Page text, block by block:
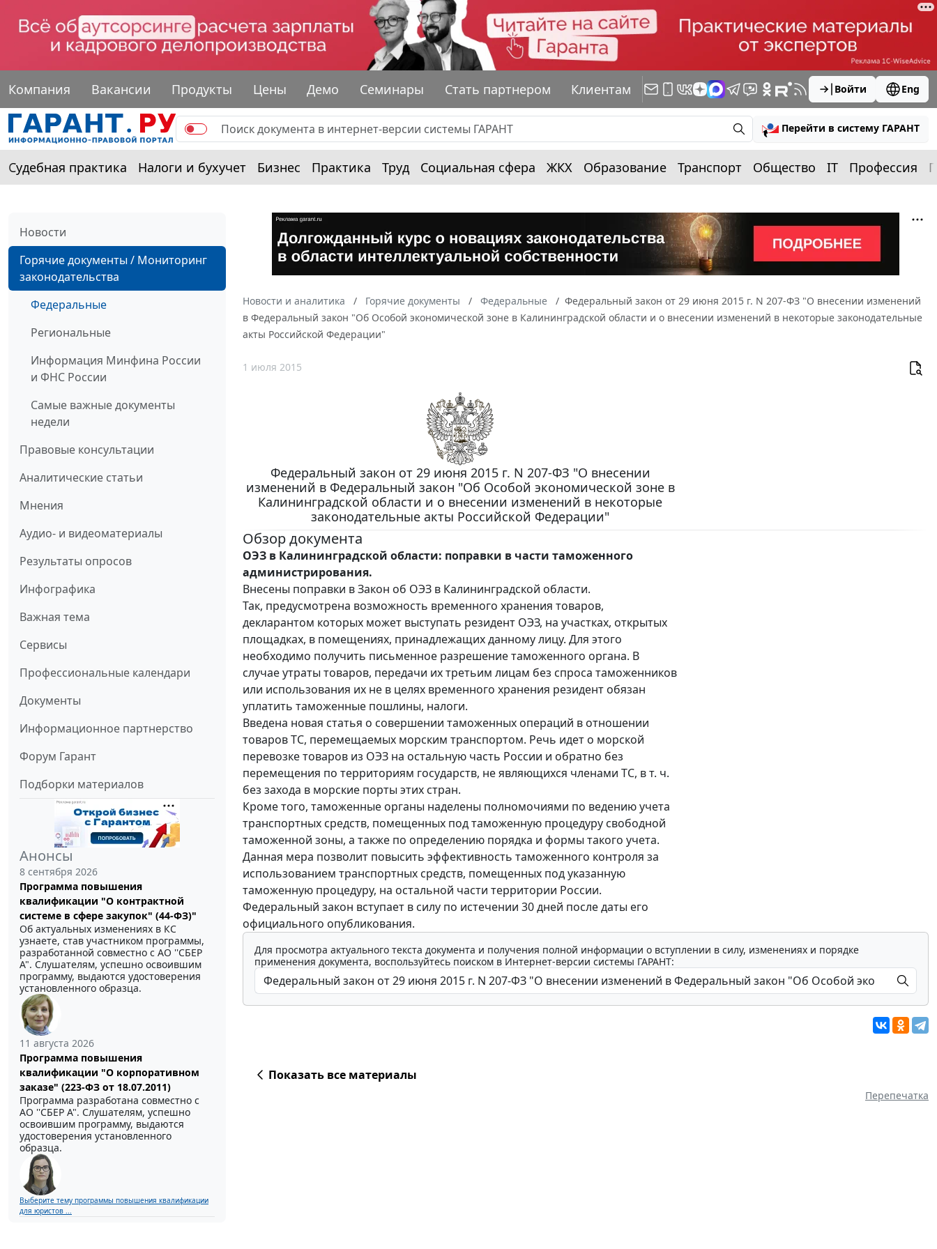
Компания Вакансии Продукты Цены Демо Семинары Стать партнером Клиентам Войти Eng
Перейти в систему ГАРАНТ
Судебная практика Налоги и бухучет Бизнес Практика Труд Социальная сфера ЖКХ Образование Транспорт Общество IT Профессия
Новости
Горячие документы / Мониторинг
законодательства
Федеральные
Региональные
Информация Минфина России
и ФНС России
Самые важные документы
недели
Правовые консультации
Аналитические статьи
Мнения
Аудио- и видеоматериалы
Результаты опросов
Инфографика
Важная тема
Сервисы
Профессиональные календари
Документы
Информационное партнерство
Форум Гарант
Подборки материалов
Анонсы
8 сентября 2026
Программа повышения
квалификации "О контрактной
системе в сфере закупок" (44-ФЗ)"
Об актуальных изменениях в КС
узнаете, став участником программы,
разработанной совместно с АО ''СБЕР
А". Слушателям, успешно освоившим
программу, выдаются удостоверения
установленного образца.
11 августа 2026
Программа повышения
квалификации "О корпоративном
заказе" (223-ФЗ от 18.07.2011)
Программа разработана совместно с
АО ''СБЕР А". Слушателям, успешно
освоившим программу, выдаются
удостоверения установленного
образца.
Выберите тему программы повышения квалификации
для юристов ...
Новости и аналитика Горячие документы Федеральные
Федеральный закон от 29 июня 2015 г. N 207-ФЗ "О внесении изменений
в Федеральный закон "Об Особой экономической зоне в Калининградской области и о внесении изменений в некоторые законодательные
акты Российской Федерации"
1 июля 2015
Федеральный закон от 29 июня 2015 г. N 207-ФЗ "О внесении
изменений в Федеральный закон "Об Особой экономической зоне в
Калининградской области и о внесении изменений в некоторые
законодательные акты Российской Федерации"
Обзор документа
ОЭЗ в Калининградской области: поправки в части таможенного
администрирования.
Внесены поправки в Закон об ОЭЗ в Калининградской области.
Так, предусмотрена возможность временного хранения товаров,
декларантом которых может выступать резидент ОЭЗ, на участках, открытых
площадках, в помещениях, принадлежащих данному лицу. Для этого
необходимо получить письменное разрешение таможенного органа. В
случае утраты товаров, передачи их третьим лицам без спроса таможенников
или использования их не в целях временного хранения резидент обязан
уплатить таможенные пошлины, налоги.
Введена новая статья о совершении таможенных операций в отношении
товаров ТС, перемещаемых морским транспортом. Речь идет о морской
перевозке товаров из ОЭЗ на остальную часть России и обратно без
перемещения по территориям государств, не являющихся членами ТС, в т. ч.
без захода в морские порты этих стран.
Кроме того, таможенные органы наделены полномочиями по ведению учета
транспортных средств, помещенных под таможенную процедуру свободной
таможенной зоны, а также по определению порядка и формы такого учета.
Данная мера позволит повысить эффективность таможенного контроля за
использованием транспортных средств, помещенных под указанную
таможенную процедуру, на остальной части территории России.
Федеральный закон вступает в силу по истечении 30 дней после даты его
официального опубликования.
Для просмотра актуального текста документа и получения полной информации о вступлении в силу, изменениях и порядке
применения документа, воспользуйтесь поиском в Интернет-версии системы ГАРАНТ:
Показать все материалы
Перепечатка